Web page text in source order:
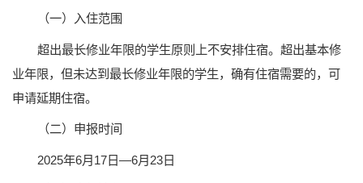
（一）入住范围
超出最长修业年限的学生原则上不安排住宿。超出基本修
业年限，但未达到最长修业年限的学生，确有住宿需要的，可
申请延期住宿。
（二）申报时间
2025年6月17日—6月23日